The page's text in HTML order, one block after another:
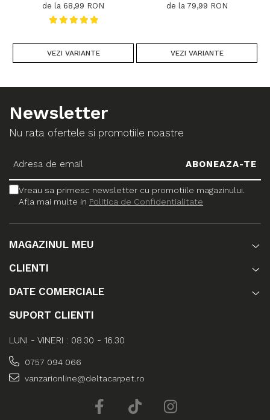
de la 68,99 RON
VEZI VARIANTE
de la 79,99 RON
VEZI VARIANTE
Newsletter
Nu rata ofertele si promotiile noastre
Vreau sa primesc newsletter cu promotiile magazinului.
Afla mai multe in Politica de Confidentialitate
MAGAZINUL MEU
CLIENTI
DATE COMERCIALE
SUPORT CLIENTI
LUNI - VINERI : 08.30 - 16.30
0757 094 066
vanzarionline@deltacarpet.ro